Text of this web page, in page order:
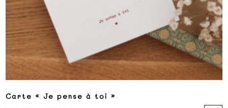
Carte « Je pense à toi »